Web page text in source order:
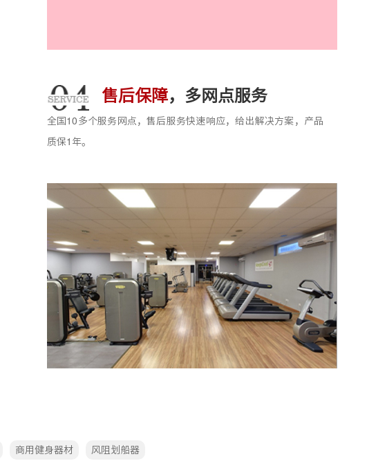
售后保障，多网点服务
全国10多个服务网点，售后服务快速响应，给出解决方案，产品
质保1年。
商用健身器材 风阻划船器